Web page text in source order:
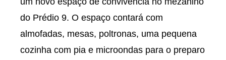
do Prédio 9. O espaço contará com
almofadas, mesas, poltronas, uma pequena
cozinha com pia e microondas para o preparo